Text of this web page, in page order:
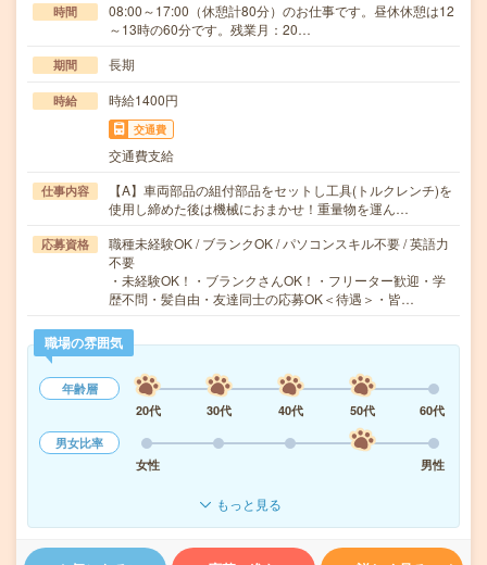
時間
08:00～17:00（休憩計80分）のお仕事です。昼休休憩は12
～13時の60分です。残業月：20…
期間 長期
時給 時給1400円
交通費
交通費支給
仕事内容
【A】車両部品の組付部品をセットし工具(トルクレンチ)を
使用し締めた後は機械におまかせ！重量物を運ん…
応募資格
職種未経験OK / ブランクOK / パソコンスキル不要 / 英語力
不要
・未経験OK！・ブランクさんOK！・フリーター歓迎・学
歴不問・髪自由・友達同士の応募OK＜待遇＞・皆…
職場の雰囲気
年齢層
20代
30代 40代 50代
60代
男女比率
女性
男性
もっと見る